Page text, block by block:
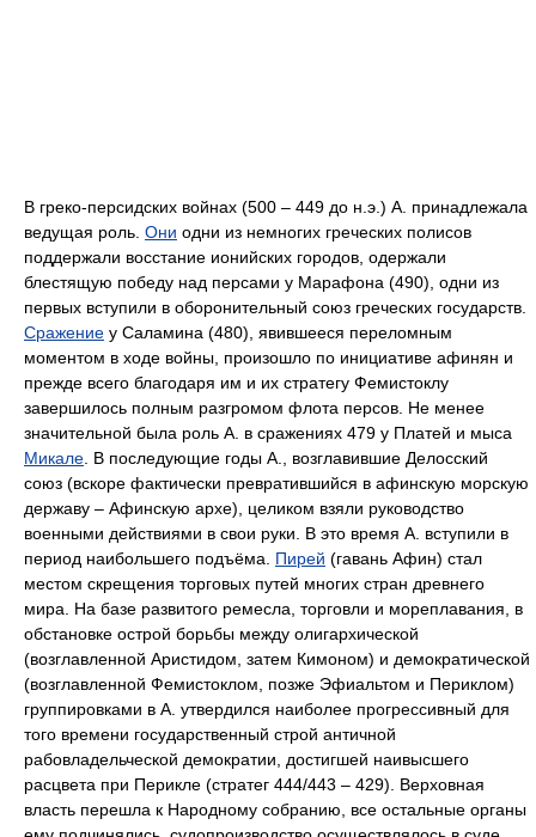
В греко-персидских войнах (500 ‒ 449 до н.э.) А. принадлежала
ведущая роль. Они одни из немногих греческих полисов
поддержали восстание ионийских городов, одержали
блестящую победу над персами у Марафона (490), одни из
первых вступили в оборонительный союз греческих государств.
Сражение у Саламина (480), явившееся переломным
моментом в ходе войны, произошло по инициативе афинян и
прежде всего благодаря им и их стратегу Фемистоклу
завершилось полным разгромом флота персов. Не менее
значительной была роль А. в сражениях 479 у Платей и мыса
Микале . В последующие годы А., возглавившие Делосский
союз (вскоре фактически превратившийся в афинскую морскую
державу ‒ Афинскую архе), целиком взяли руководство
военными действиями в свои руки. В это время А. вступили в
период наибольшего подъёма. Пирей (гавань Афин) стал
местом скрещения торговых путей многих стран древнего
мира. На базе развитого ремесла, торговли и мореплавания, в
обстановке острой борьбы между олигархической
(возглавленной Аристидом затем Кимоном) и демократической
(возглавленной Фемистоклом позже Эфиальтом и Периклом)
группировками в А. утвердился наиболее прогрессивный для
того времени государственный строй античной
рабовладельческой демократии, достигшей наивысшего
расцвета при Перикле (стратег 444/443 ‒ 429). Верховная
власть перешла к Народному собранию, все остальные органы